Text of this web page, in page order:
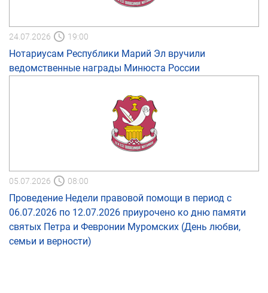
24.07.2026 19:00
Нотариусам Республики Марий Эл вручили
ведомственные награды Минюста России
05.07.2026 08:00
Проведение Недели правовой помощи в период с
06.07.2026 по 12.07.2026 приурочено ко дню памяти
святых Петра и Февронии Муромских (День любви,
семьи и верности)